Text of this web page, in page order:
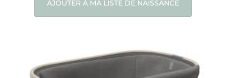
AJOUTER À MA LISTE DE NAISSANCE